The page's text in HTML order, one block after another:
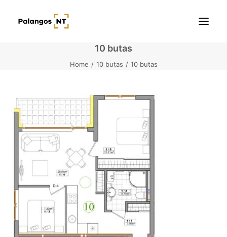
Namai / Kotedžai
Žemės sklypai
Kontaktai
10 butas
Home 10 butas 10 butas